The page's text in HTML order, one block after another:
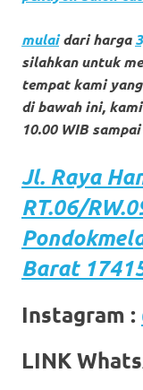
anchor
https://
check
link
right
here
https://
visit
mulaidari harga
silahkan untuk
tempat kami
di bawah ini,
10.00 WIB
Jl. Raya
RT.06/
Barat
Instagram :
LINK